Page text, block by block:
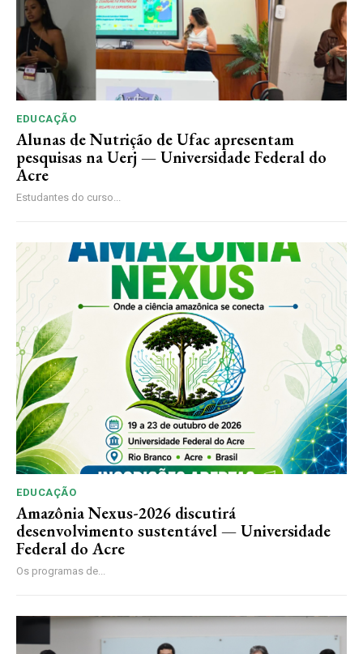
EDUCAÇÃO
Alunas de Nutrição de Ufac apresentam
pesquisas na Uerj — Universidade Federal do
Acre
Estudantes do curso...
EDUCAÇÃO
Amazônia Nexus-2026 discutirá
desenvolvimento sustentável — Universidade
Federal do Acre
Os programas de...